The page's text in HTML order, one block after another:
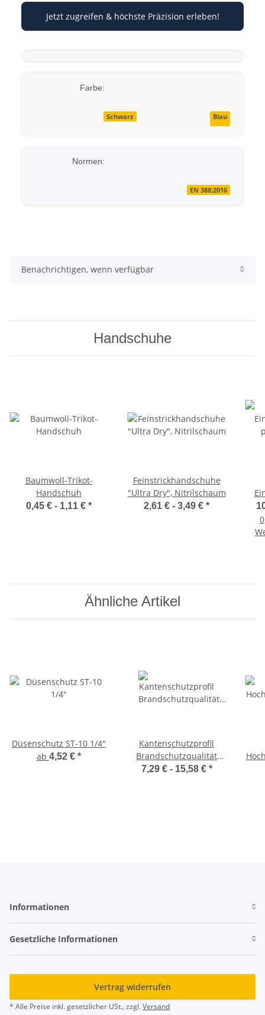
Jetzt zugreifen & höchste Präzision erleben!
Farbe:
Schwarz Blau
Normen:
EN 388:2016
Benachrichtigen, wenn verfügbar
Handschuhe
Baumwoll-Trikot-
Handschuh
0,45 € - 1,11 € *
Feinstrickhandschuhe
"Ultra Dry", Nitrilschaum
2,61 € - 3,49 € *
Ähnliche Artikel
Düsenschutz ST-10 1/4"
ab 4,52 € *
Kantenschutzprofil
Brandschutzqualität
gemäß DIN EN 45545-2
7,29 € - 15,58 € *
Informationen
Gesetzliche Informationen
Vertrag widerrufen
* Alle Preise inkl. gesetzlicher USt., zzgl.Versand